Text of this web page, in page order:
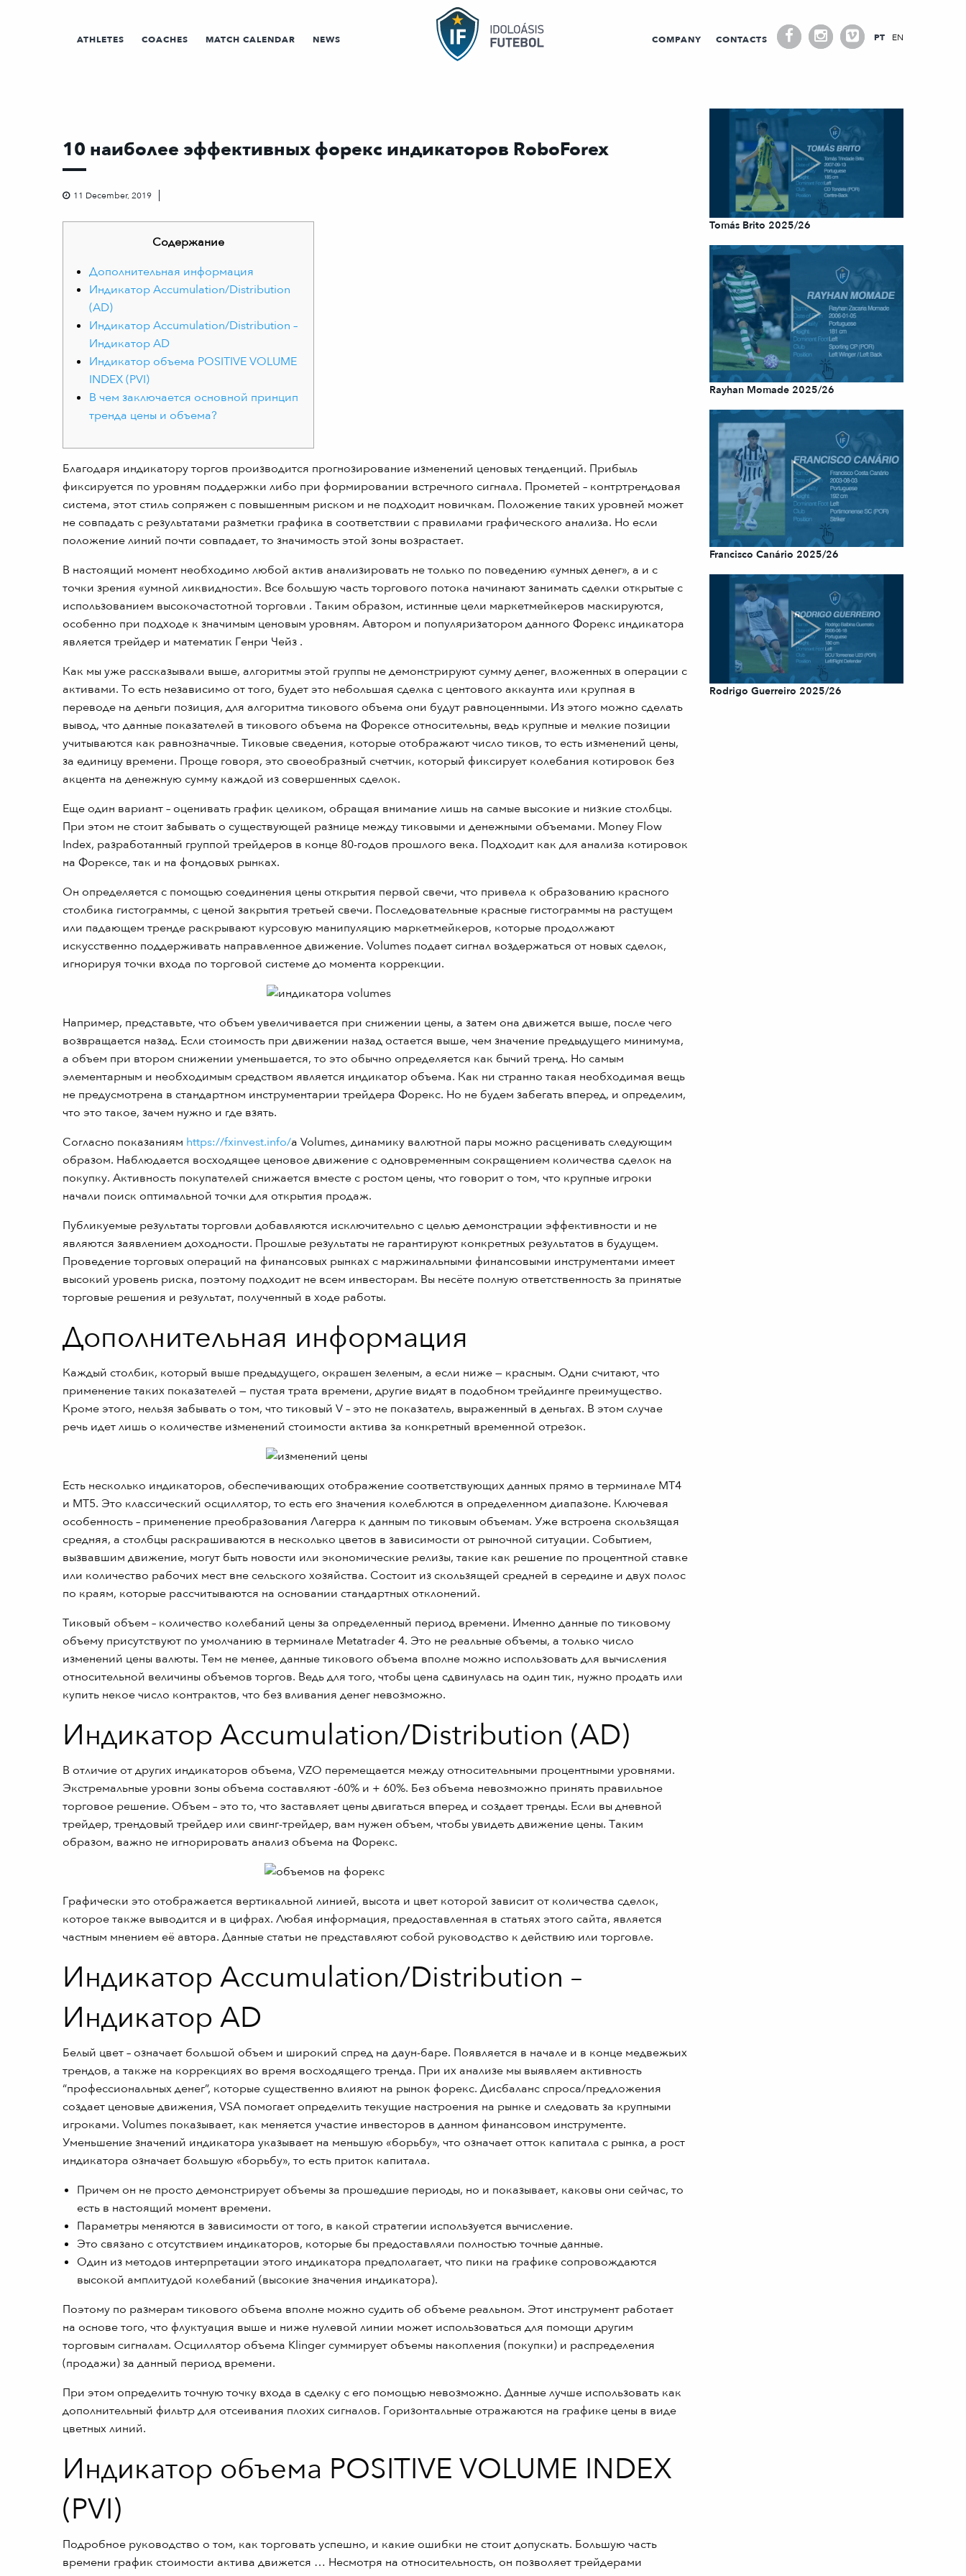
ATHLETES COACHES MATCH CALENDAR NEWS COMPANY CONTACTS PT EN
10 наиболее эффективных форекс индикаторов RoboForex
11 December, 2019
Содержание
Дополнительная информация
Индикатор Accumulation/Distribution
(AD)
Индикатор Accumulation/Distribution –
Индикатор AD
Индикатор объема POSITIVE VOLUME
INDEX (PVI)
В чем заключается основной принцип
тренда цены и объема?
Благодаря индикатору торгов производится прогнозирование изменений ценовых тенденций. Прибыль
фиксируется по уровням поддержки либо при формировании встречного сигнала. Прометей – контртрендовая
система, этот стиль сопряжен с повышенным риском и не подходит новичкам. Положение таких уровней может
не совпадать с результатами разметки графика в соответствии с правилами графического анализа. Но если
положение линий почти совпадает, то значимость этой зоны возрастает.
В настоящий момент необходимо любой актив анализировать не только по поведению «умных денег», а и с
точки зрения «умной ликвидности». Все большую часть торгового потока начинают занимать сделки открытые с
использованием высокочастотной торговли . Таким образом, истинные цели маркетмейкеров маскируются,
особенно при подходе к значимым ценовым уровням. Автором и популяризатором данного Форекс индикатора
является трейдер и математик Генри Чейз .
Как мы уже рассказывали выше, алгоритмы этой группы не демонстрируют сумму денег, вложенных в операции с
активами. То есть независимо от того, будет это небольшая сделка с центового аккаунта или крупная в
переводе на деньги позиция, для алгоритма тикового объема они будут равноценными. Из этого можно сделать
вывод, что данные показателей в тикового объема на Форексе относительны, ведь крупные и мелкие позиции
учитываются как равнозначные. Тиковые сведения, которые отображают число тиков, то есть изменений цены,
за единицу времени. Проще говоря, это своеобразный счетчик, который фиксирует колебания котировок без
акцента на денежную сумму каждой из совершенных сделок.
Еще один вариант – оценивать график целиком, обращая внимание лишь на самые высокие и низкие столбцы.
При этом не стоит забывать о существующей разнице между тиковыми и денежными объемами. Money Flow
Index, разработанный группой трейдеров в конце 80-годов прошлого века. Подходит как для анализа котировок
на Форексе, так и на фондовых рынках.
Он определяется с помощью соединения цены открытия первой свечи, что привела к образованию красного
столбика гистограммы, с ценой закрытия третьей свечи. Последовательные красные гистограммы на растущем
или падающем тренде раскрывают курсовую манипуляцию маркетмейкеров, которые продолжают
искусственно поддерживать направленное движение. Volumes подает сигнал воздержаться от новых сделок,
игнорируя точки входа по торговой системе до момента коррекции.
Например, представьте, что объем увеличивается при снижении цены, а затем она движется выше, после чего
возвращается назад. Если стоимость при движении назад остается выше, чем значение предыдущего минимума,
а объем при втором снижении уменьшается, то это обычно определяется как бычий тренд. Но самым
элементарным и необходимым средством является индикатор объема. Как ни странно такая необходимая вещь
не предусмотрена в стандартном инструментарии трейдера Форекс. Но не будем забегать вперед, и определим,
что это такое, зачем нужно и где взять.
Согласно показаниям https://fxinvest.info/а Volumes, динамику валютной пары можно расценивать следующим
образом. Наблюдается восходящее ценовое движение с одновременным сокращением количества сделок на
покупку. Активность покупателей снижается вместе с ростом цены, что говорит о том, что крупные игроки
начали поиск оптимальной точки для открытия продаж.
Публикуемые результаты торговли добавляются исключительно с целью демонстрации эффективности и не
являются заявлением доходности. Прошлые результаты не гарантируют конкретных результатов в будущем.
Проведение торговых операций на финансовых рынках с маржинальными финансовыми инструментами имеет
высокий уровень риска, поэтому подходит не всем инвесторам. Вы несёте полную ответственность за принятые
торговые решения и результат, полученный в ходе работы.
Дополнительная информация
Каждый столбик, который выше предыдущего, окрашен зеленым, а если ниже — красным. Одни считают, что
применение таких показателей — пустая трата времени, другие видят в подобном трейдинге преимущество.
Кроме этого, нельзя забывать о том, что тиковый V – это не показатель, выраженный в деньгах. В этом случае
речь идет лишь о количестве изменений стоимости актива за конкретный временной отрезок.
Есть несколько индикаторов, обеспечивающих отображение соответствующих данных прямо в терминале МТ4
и МТ5. Это классический осциллятор, то есть его значения колеблются в определенном диапазоне. Ключевая
особенность – применение преобразования Лагерра к данным по тиковым объемам. Уже встроена скользящая
средняя, а столбцы раскрашиваются в несколько цветов в зависимости от рыночной ситуации. Событием,
вызвавшим движение, могут быть новости или экономические релизы, такие как решение по процентной ставке
или количество рабочих мест вне сельского хозяйства. Состоит из скользящей средней в середине и двух полос
по краям, которые рассчитываются на основании стандартных отклонений.
Тиковый объем – количество колебаний цены за определенный период времени. Именно данные по тиковому
объему присутствуют по умолчанию в терминале Metatrader 4. Это не реальные объемы, а только число
изменений цены валюты. Тем не менее, данные тикового объема вполне можно использовать для вычисления
относительной величины объемов торгов. Ведь для того, чтобы цена сдвинулась на один тик, нужно продать или
купить некое число контрактов, что без вливания денег невозможно.
Индикатор Accumulation/Distribution (AD)
В отличие от других индикаторов объема, VZO перемещается между относительными процентными уровнями.
Экстремальные уровни зоны объема составляют -60% и + 60%. Без объема невозможно принять правильное
торговое решение. Объем – это то, что заставляет цены двигаться вперед и создает тренды. Если вы дневной
трейдер, трендовый трейдер или свинг-трейдер, вам нужен объем, чтобы увидеть движение цены. Таким
образом, важно не игнорировать анализ объема на Форекс.
Графически это отображается вертикальной линией, высота и цвет которой зависит от количества сделок,
которое также выводится и в цифрах. Любая информация, предоставленная в статьях этого сайта, является
частным мнением её автора. Данные статьи не представляют собой руководство к действию или торговле.
Индикатор Accumulation/Distribution –
Индикатор AD
Белый цвет – означает большой объем и широкий спред на даун-баре. Появляется в начале и в конце медвежьих
трендов, а также на коррекциях во время восходящего тренда. При их анализе мы выявляем активность
“профессиональных денег”, которые существенно влияют на рынок форекс. Дисбаланс спроса/предложения
создает ценовые движения, VSA помогает определить текущие настроения на рынке и следовать за крупными
игроками. Volumes показывает, как меняется участие инвесторов в данном финансовом инструменте.
Уменьшение значений индикатора указывает на меньшую «борьбу», что означает отток капитала с рынка, а рост
индикатора означает большую «борьбу», то есть приток капитала.
Причем он не просто демонстрирует объемы за прошедшие периоды, но и показывает, каковы они сейчас, то
есть в настоящий момент времени.
Параметры меняются в зависимости от того, в какой стратегии используется вычисление.
Это связано с отсутствием индикаторов, которые бы предоставляли полностью точные данные.
Один из методов интерпретации этого индикатора предполагает, что пики на графике сопровождаются
высокой амплитудой колебаний (высокие значения индикатора).
Поэтому по размерам тикового объема вполне можно судить об объеме реальном. Этот инструмент работает
на основе того, что флуктуация выше и ниже нулевой линии может использоваться для помощи другим
торговым сигналам. Осциллятор объема Klinger суммирует объемы накопления (покупки) и распределения
(продажи) за данный период времени.
При этом определить точную точку входа в сделку с его помощью невозможно. Данные лучше использовать как
дополнительный фильтр для отсеивания плохих сигналов. Горизонтальные отражаются на графике цены в виде
цветных линий.
Индикатор объема POSITIVE VOLUME INDEX
(PVI)
Подробное руководство о том, как торговать успешно, и какие ошибки не стоит допускать. Большую часть
времени график стоимости актива движется … Несмотря на относительность, он позволяет трейдерами
Tomás Brito 2025/26
Rayhan Momade 2025/26
Francisco Canário 2025/26
Rodrigo Guerreiro 2025/26